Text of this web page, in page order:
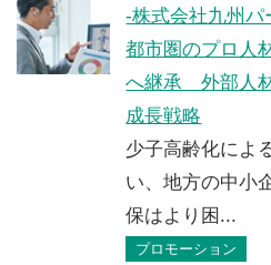
-株式会社九州パ
都市圏のプロ人
へ継承 外部人
成長戦略
少子高齢化によ
い、地方の中小
保はより困...
プロモーション